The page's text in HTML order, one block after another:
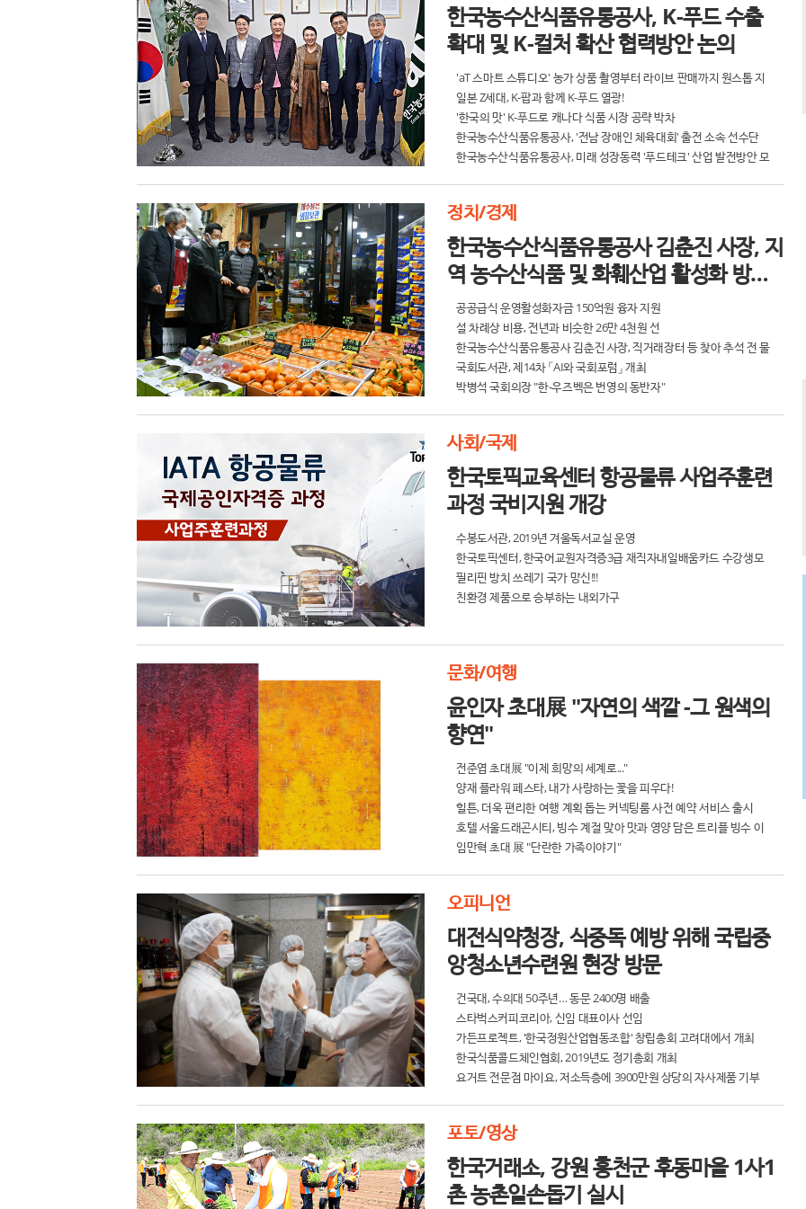
한국농수산식품유통공사, K-푸드 수출
확대 및 K-컬처 확산 협력방안 논의
'aT 스마트 스튜디오' 농가 상품 촬영부터 라이브 판매까지 원스톱 지
원
일본 Z세대, K-팝과 함께 K-푸드 열광!
'한국의 맛' K-푸드로 캐나다 식품 시장 공략 박차
한국농수산식품유통공사, '전남 장애인 체육대회' 출전 소속 선수단
멋진 화이팅 기원
한국농수산식품유통공사, 미래 성장동력 '푸드테크' 산업 발전방안 모
정치/경제
한국농수산식품유통공사 김춘진 사장, 지
역 농수산식품 및 화훼산업 활성화 방안
모색
공공급식 운영활성화자금 150억원 융자 지원
설 차례상 비용, 전년과 비슷한 26만 4천원 선
한국농수산식품유통공사 김춘진 사장, 직거래장터 등 찾아 추석 전 물
가 점검
국회도서관, 제14차 「AI와 국회포럼」 개최
박병석 국회의장 "한-우즈벡은 번영의 동반자"
사회/국제
한국토픽교육센터 항공물류 사업주훈련
과정 국비지원 개강
수봉도서관, 2019년 겨울독서교실 운영
한국토픽센터, 한국어교원자격증3급 재직자내일배움카드 수강생모
집
필리핀 방치 쓰레기 국가 망신!!!
친환경 제품으로 승부하는 내외가구
문화/여행
윤인자 초대展 "자연의 색깔 -그 원색의
향연"
전준엽 초대展 "이제 희망의 세계로..."
양재 플라워 페스타, 내가 사랑하는 꽃을 피우다!
힐튼, 더욱 편리한 여행 계획 돕는 커넥팅룸 사전 예약 서비스 출시
호텔 서울드래곤시티, 빙수 계절 맞아 맛과 영양 담은 트리플 빙수 이
벤트 진행
임만혁 초대 展 "단란한 가족이야기"
오피니언
대전식약청장, 식중독 예방 위해 국립중
앙청소년수련원 현장 방문
건국대, 수의대 50주년… 동문 2400명 배출
스타벅스커피코리아, 신임 대표이사 선임
가든프로젝트, '한국정원산업협동조합' 창립총회 고려대에서 개최
한국식품콜드체인협회, 2019년도 정기총회 개최
요거트 전문점 마이요, 저소득층에 3900만원 상당의 자사제품 기부
포토/영상
한국거래소, 강원 홍천군 후동마을 1사1
촌 농촌일손돕기 실시